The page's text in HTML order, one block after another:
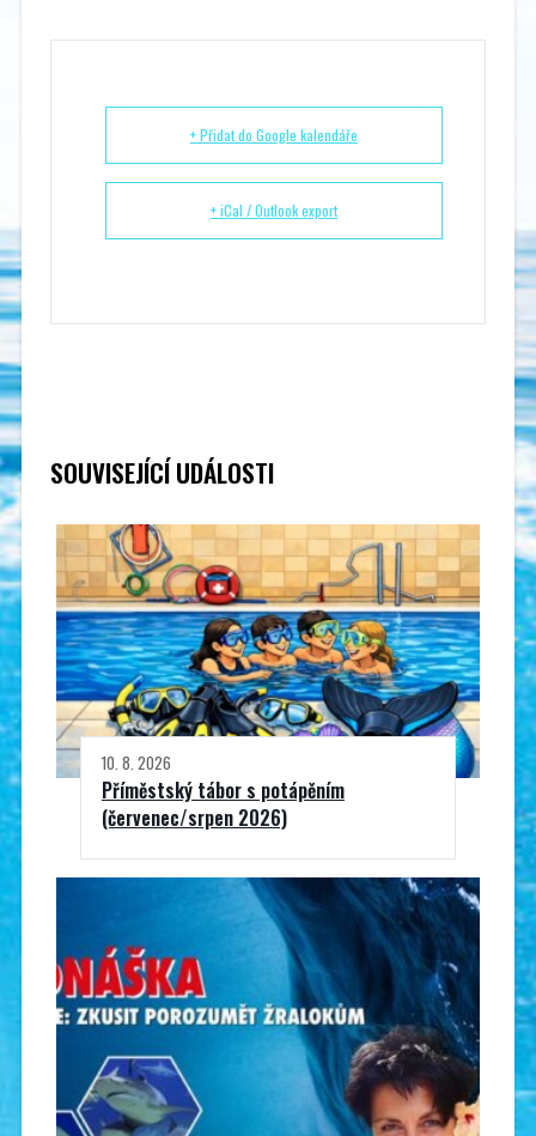
+ Přidat do Google kalendáře
+ iCal / Outlook export
SOUVISEJÍCÍ UDÁLOSTI
10. 8. 2026
Příměstský tábor s potápěním
(červenec/srpen 2026)